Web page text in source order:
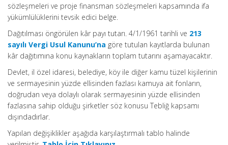
sözleşmeleri ve proje finansman sözleşmeleri kapsamında ifa
yükümlülüklerini tevsik edici belge.
Dağıtılması öngörülen kâr payı tutarı. 4/1/1961 tarihli ve 213
sayılı Vergi Usul Kanunu’na göre tutulan kayıtlarda bulunan
kâr dağıtımına konu kaynakların toplam tutarını aşamayacaktır.
Devlet, il özel idaresi, belediye, köy ile diğer kamu tüzel kişilerinin
ve sermayesinin yüzde ellisinden fazlası kamuya ait fonların,
doğrudan veya dolaylı olarak sermayesinin yüzde ellisinden
fazlasına sahip olduğu şirketler söz konusu Tebliğ kapsamı
dışındadırlar.
Yapılan değişiklikler aşağıda karşılaştırmalı tablo halinde